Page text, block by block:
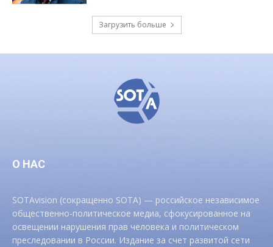
Загрузить больше
О НАС
SOTAvision (сокращенно SOTA) — российское независимое
общественно-политическое медиа, сфокусированное на
освещении нарушения прав человека и политическом
преследовании в России. Издание за счет развитой сети